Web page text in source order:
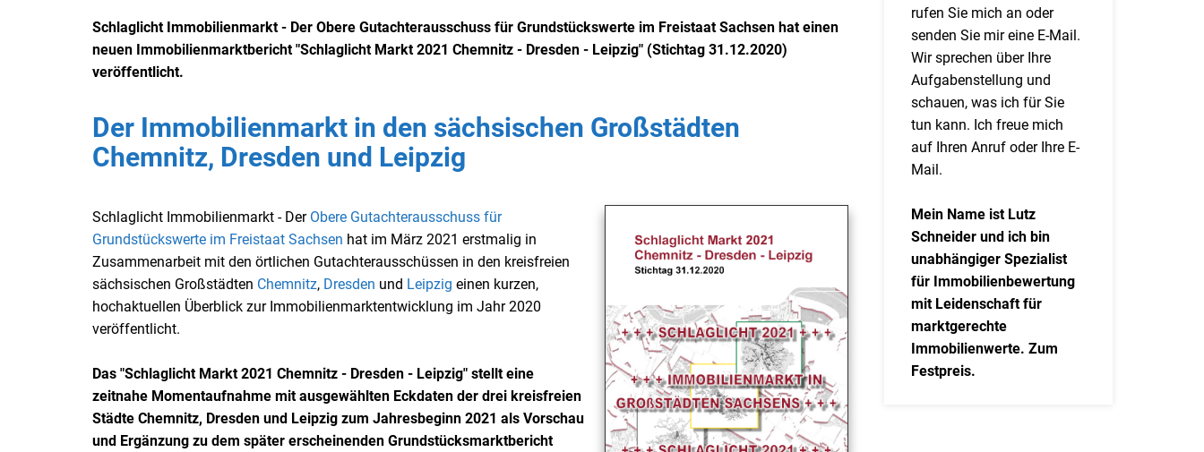
Schlaglicht Immobilienmarkt - Der Obere Gutachterausschuss für Grundstückswerte im Freistaat Sachsen hat einen
neuen Immobilienmarktbericht "Schlaglicht Markt 2021 Chemnitz - Dresden - Leipzig" (Stichtag 31.12.2020)
veröffentlicht.
Der Immobilienmarkt in den sächsischen Großstädten
Chemnitz, Dresden und Leipzig
Schlaglicht Immobilienmarkt - Der Obere Gutachterausschuss für
Grundstückswerte im Freistaat Sachsen hat im März 2021 erstmalig in
Zusammenarbeit mit den örtlichen Gutachterausschüssen in den kreisfreien
sächsischen Großstädten Chemnitz, Dresden und Leipzig einen kurzen,
hochaktuellen Überblick zur Immobilienmarktentwicklung im Jahr 2020
veröffentlicht.
Das "Schlaglicht Markt 2021 Chemnitz - Dresden - Leipzig" stellt eine
zeitnahe Momentaufnahme mit ausgewählten Eckdaten der drei kreisfreien
Städte Chemnitz, Dresden und Leipzig zum Jahresbeginn 2021 als Vorschau
und Ergänzung zu dem später erscheinenden Grundstücksmarktbericht
rufen Sie mich an oder
senden Sie mir eine E-Mail.
Wir sprechen über Ihre
Aufgabenstellung und
schauen, was ich für Sie
tun kann. Ich freue mich
auf Ihren Anruf oder Ihre E-
Mail.
Mein Name ist Lutz
Schneider und ich bin
unabhängiger Spezialist
für Immobilienbewertung
mit Leidenschaft für
marktgerechte
Immobilienwerte. Zum
Festpreis.